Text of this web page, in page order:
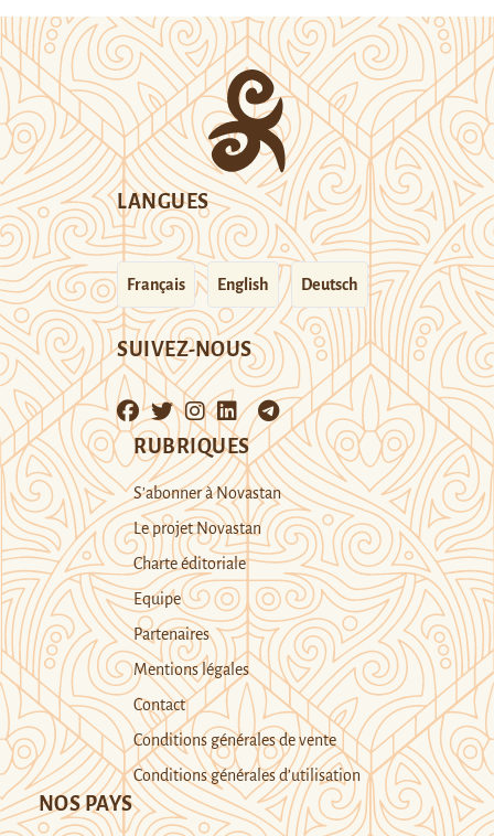
LANGUES
Français English Deutsch
SUIVEZ-NOUS
RUBRIQUES
S’abonner à Novastan
Le projet Novastan
Charte éditoriale
Equipe
Partenaires
Mentions légales
Contact
Conditions générales de vente
Conditions générales d’utilisation
NOS PAYS